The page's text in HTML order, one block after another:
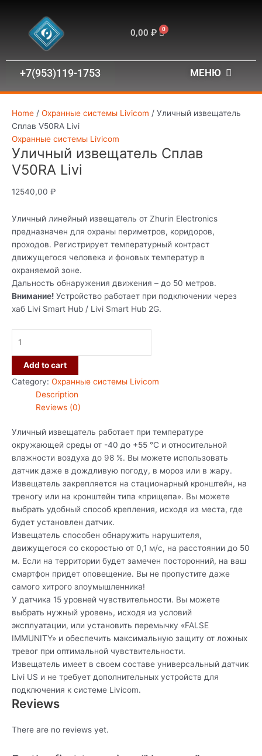
содержимому
0,00 ₽ 0Корзина
+7(953)119-1753 МЕНЮ
Home / Охранные системы Livicom / Уличный извещатель
Сплав V50RA Livi
Охранные системы Livicom
Уличный извещатель Сплав
V50RA Livi
12540,00 ₽
Уличный линейный извещатель от Zhurin Electronics
предназначен для охраны периметров, коридоров,
проходов. Регистрирует температурный контраст
движущегося человека и фоновых температур в
охраняемой зоне.
Дальность обнаружения движения – до 50 метров.
Внимание! Устройство работает при подключении через
хаб Livi Smart Hub / Livi Smart Hub 2G.
извещатель
Сплав
V50RA
quantity
Add to cart
Category: Охранные системы Livicom
Description
Reviews (0)
Уличный извещатель работает при температуре
окружающей среды от -40 до +55 °С и относительной
влажности воздуха до 98 %. Вы можете использовать
датчик даже в дождливую погоду, в мороз или в жару.
Извещатель закрепляется на стационарный кронштейн, на
треногу или на кронштейн типа «прищепа». Вы можете
выбрать удобный способ крепления, исходя из места, где
будет установлен датчик.
Извещатель способен обнаружить нарушителя,
движущегося со скоростью от 0,1 м/с, на расстоянии до 50
м. Если на территории будет замечен посторонний, на ваш
смартфон придет оповещение. Вы не пропустите даже
самого хитрого злоумышленника!
У датчика 15 уровней чувствительности. Вы можете
выбрать нужный уровень, исходя из условий
эксплуатации, или установить перемычку «FALSE
IMMUNITY» и обеспечить максимальную защиту от ложных
тревог при оптимальной чувствительности.
Извещатель имеет в своем составе универсальный датчик
Livi US и не требует дополнительных устройств для
подключения к системе Livicom.
Reviews
There are no reviews yet.